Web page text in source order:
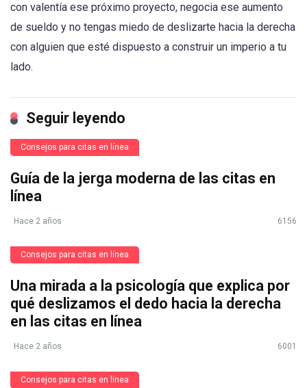
con valentía ese próximo proyecto, negocia ese aumento
de sueldo y no tengas miedo de deslizarte hacia la derecha
con alguien que esté dispuesto a construir un imperio a tu
lado.
Seguir leyendo
Consejos para citas en línea
Guía de la jerga moderna de las citas en
línea
Hace 2 años 6156
Consejos para citas en línea
Una mirada a la psicología que explica por
qué deslizamos el dedo hacia la derecha
en las citas en línea
Hace 2 años 6001
Consejos para citas en línea